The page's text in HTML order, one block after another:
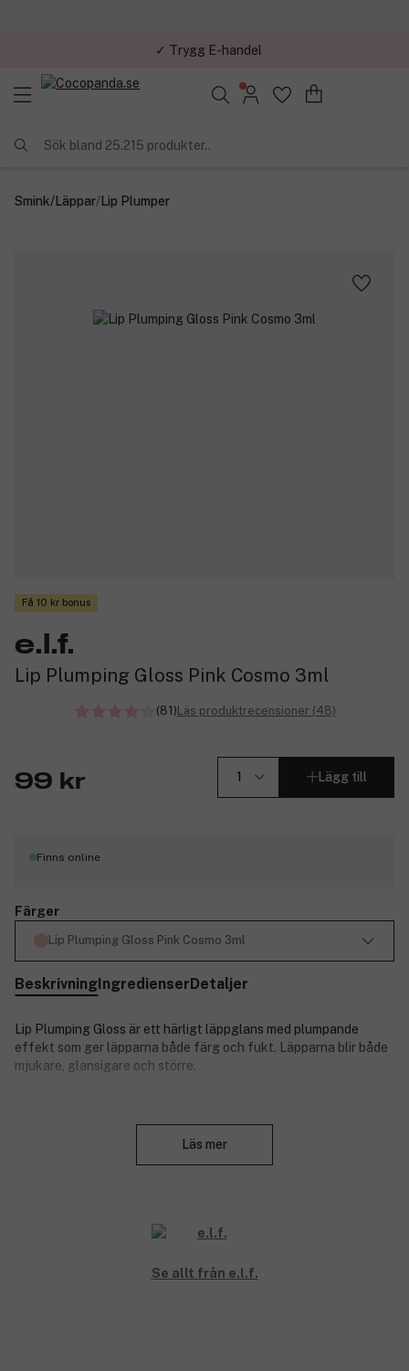
✓ Trygg E-handel
Sök bland 25.215 produkter..
Smink/Läppar/Lip Plumper
Få 10 kr bonus
e.l.f.
Lip Plumping Gloss Pink Cosmo 3ml
(81)Läs produktrecensioner (48)
99 kr Lägg till
Finns online
Färger
Lip Plumping Gloss Pink Cosmo 3ml
BeskrivningIngredienserDetaljer
Lip Plumping Gloss är ett härligt läppglans med plumpande
effekt som ger läpparna både färg och fukt. Läpparna blir både
mjukare, glansigare och större.
3107607
Läs mer
Se allt från e.l.f.